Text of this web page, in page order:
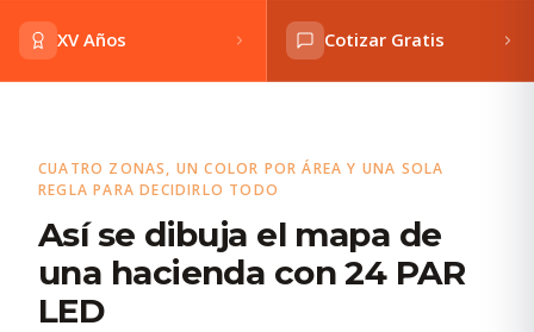
XV Años Cotizar Gratis
CUATRO ZONAS, UN COLOR POR ÁREA Y UNA SOLA
REGLA PARA DECIDIRLO TODO
Así se dibuja el mapa de
una hacienda con 24 PAR
LED